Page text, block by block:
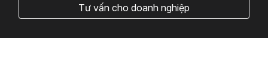
Tư vấn cho doanh nghiệp